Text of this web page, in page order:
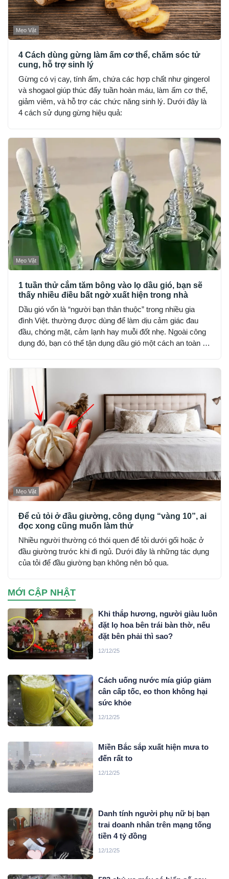
Mẹo Vặt
4 Cách dùng gừng làm ấm cơ thể, chăm sóc tử
cung, hỗ trợ sinh lý
Gừng có vị cay, tính ấm, chứa các hợp chất như gingerol
và shogaol giúp thúc đẩy tuần hoàn máu, làm ấm cơ thể,
giảm viêm, và hỗ trợ các chức năng sinh lý. Dưới đây là
4 cách sử dụng gừng hiệu quả:
Mẹo Vặt
1 tuần thử cắm tăm bông vào lọ dầu gió, bạn sẽ
thấy nhiều điều bất ngờ xuất hiện trong nhà
Dầu gió vốn là “người bạn thân thuộc” trong nhiều gia
đình Việt. thường được dùng để làm dịu cảm giác đau
đầu, chóng mặt, cảm lạnh hay muỗi đốt nhẹ. Ngoài công
dụng đó, bạn có thể tận dụng dầu gió một cách an toàn và
hoàn toàn.
Mẹo Vặt
Để củ tỏi ở đầu giường, công dụng “vàng 10”, ai
đọc xong cũng muốn làm thử
Nhiều người thường có thói quen để tỏi dưới gối hoặc ở
đầu giường trước khi đi ngủ. Dưới đây là những tác dụng
của tỏi để đầu giường bạn không nên bỏ qua.
MỚI CẬP NHẬT
Khi thắp hương, người giàu luôn
đặt lọ hoa bên trái bàn thờ, nếu
đặt bên phải thì sao?
12/12/25
Cách uống nước mía giúp giảm
cân cấp tốc, eo thon không hại
sức khỏe
12/12/25
Miền Bắc sắp xuất hiện mưa to
đến rất to
12/12/25
Danh tính người phụ nữ bị bạn
trai doanh nhân trên mạng tống
tiền 4 tỷ đồng
12/12/25